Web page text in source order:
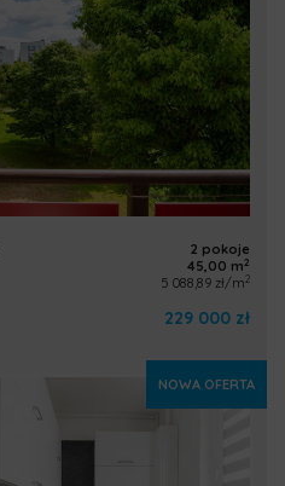
2 pokoje
45,00 m2
5 088,89 zł/m2
229 000 zł
NOWA OFERTA